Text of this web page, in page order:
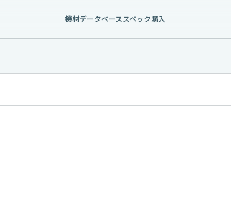
機材データベーススペック購入